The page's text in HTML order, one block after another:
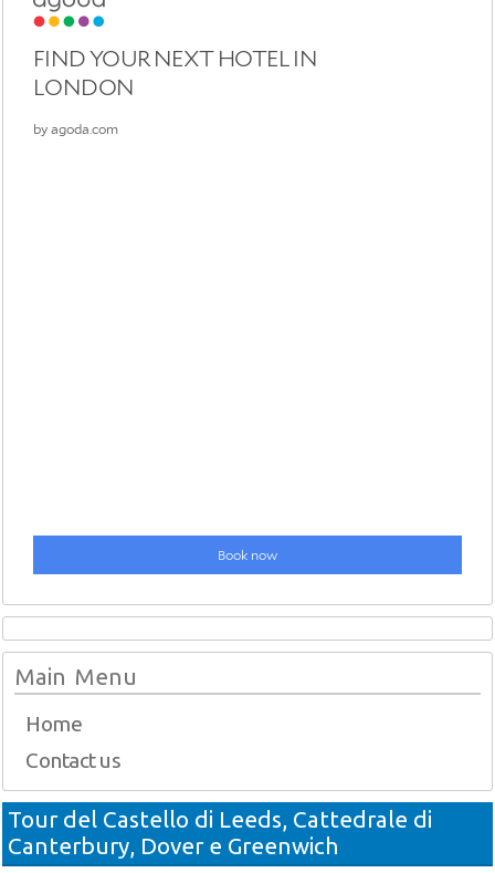
Main Menu
Home
Contact us
Tour del Castello di Leeds, Cattedrale di
Canterbury, Dover e Greenwich